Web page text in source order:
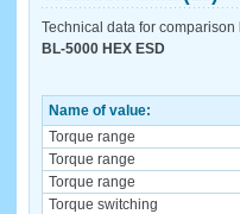
Technical data for comparison
BL-5000 HEX ESD
Name of value:
Torque range
Torque range
Torque range
Torque switching